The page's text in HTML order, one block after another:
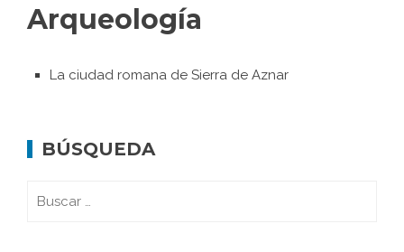
Arqueología
La ciudad romana de Sierra de Aznar
BÚSQUEDA